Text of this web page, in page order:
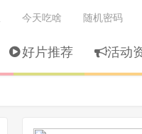
好片推荐 活动
今天吃啥 随机密码